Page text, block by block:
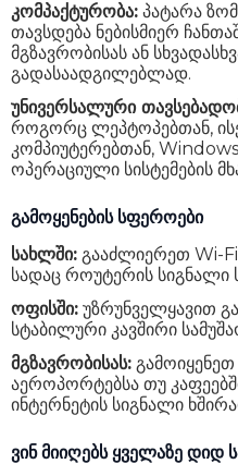
კომპაქტურობა: პატარა
თავსდება ნებისმიერ
მგზავრობისას ან
გადასაადგილებლად.
უნივერსალური
როგორც ლეპტოპებთან,
კომპიუტერებთან,
ოპერაციული სისტემების
გამოყენების სფეროები
სახლში: გააძლიერეთ Wi-Fi
სადაც როუტერის სიგნალი
ოფისში: უზრუნველყავით
სტაბილური კავშირი
მგზავრობისას:
აეროპორტებსა თუ
ინტერნეტის სიგნალი
ვინ მიიღებს ყველაზე დიდ